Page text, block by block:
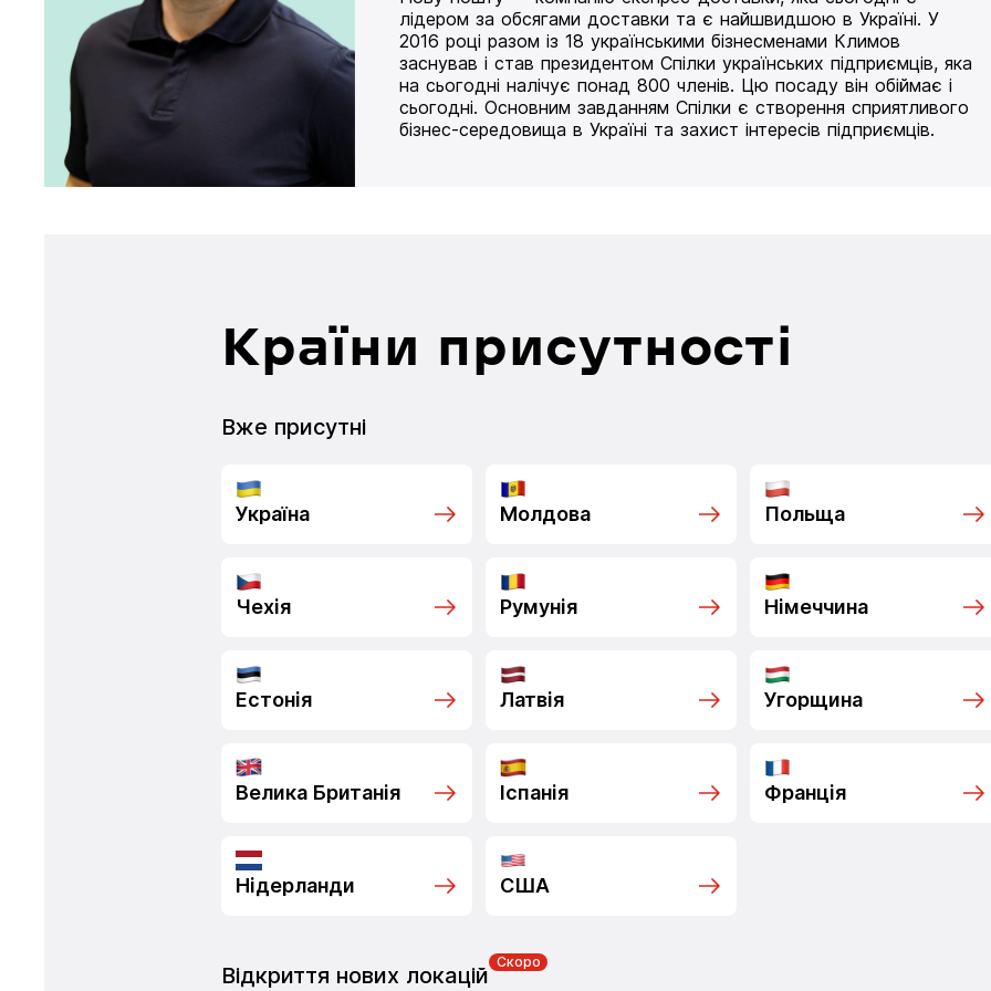
лідером за обсягами доставки та є найшвидшою в Україні. У
2016 році разом із 18 українськими бізнесменами Климов
заснував і став президентом Спілки українських підприємців, яка
на сьогодні налічує понад 800 членів. Цю посаду він обіймає і
сьогодні. Основним завданням Спілки є створення сприятливого
бізнес-середовища в Україні та захист інтересів підприємців.
Країни присутності
Вже присутні
Україна Молдова Польща
Чехія Румунія Німеччина
Естонія Латвія Угорщина
Велика Британія Іспанія Франція
Нідерланди США
Відкриття нових локацій
Скоро